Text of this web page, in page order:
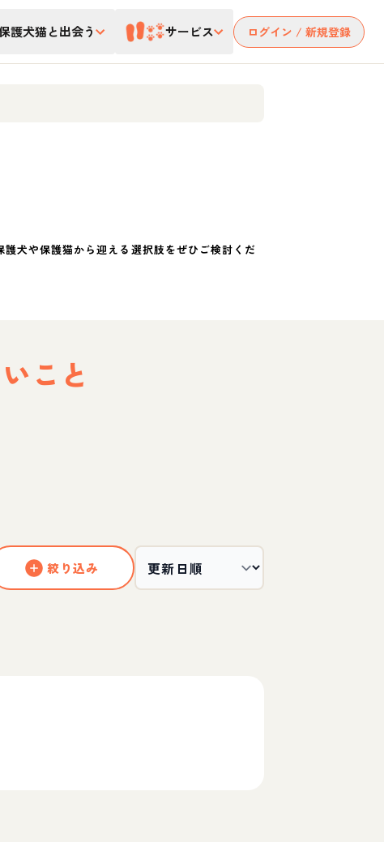
護犬猫と出会う サービス ログイン / 新規登録
犬や保護猫から迎える選択肢をぜひご検討くだ
こと
絞り込み